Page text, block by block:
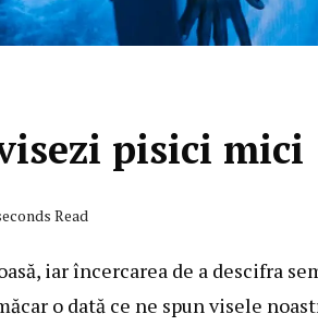
pisici mici
Read
iar încercarea de a descifra
o dată ce ne spun visele